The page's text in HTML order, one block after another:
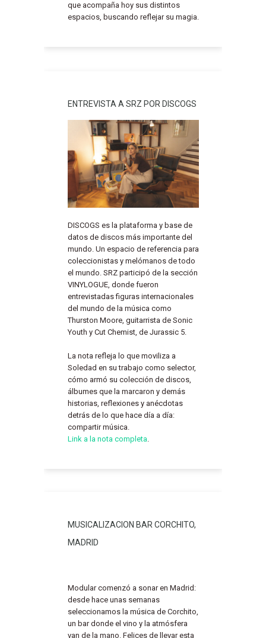
que acompaña hoy sus distintos
espacios, buscando reflejar su magia.
ENTREVISTA A SRZ POR DISCOGS
DISCOGS es la plataforma y base de
datos de discos más importante del
mundo. Un espacio de referencia para
coleccionistas y melómanos de todo
el mundo. SRZ participó de la sección
VINYLOGUE, donde fueron
entrevistadas figuras internacionales
del mundo de la música como
Thurston Moore, guitarrista de Sonic
Youth y Cut Chemist, de Jurassic 5.
La nota refleja lo que moviliza a
Soledad en su trabajo como selector,
cómo armó su colección de discos,
álbumes que la marcaron y demás
historias, reflexiones y anécdotas
detrás de lo que hace día a día:
compartir música.
Link a la nota completa
MUSICALIZACION BAR CORCHITO,
MADRID
Modular comenzó a sonar en Madrid:
desde hace unas semanas
seleccionamos la música de Corchito,
un bar donde el vino y la atmósfera
van de la mano. Felices de llevar esta